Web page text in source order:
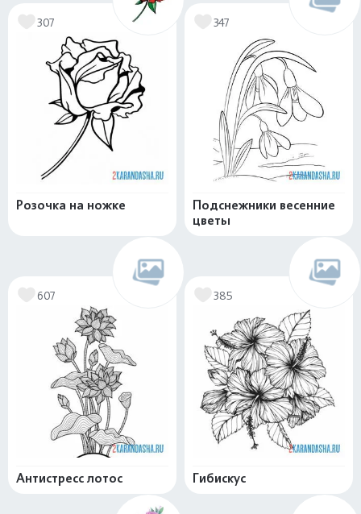
307
Розочка на ножке
347
Подснежники весенние
цветы
607
Антистресс лотос
385
Гибискус